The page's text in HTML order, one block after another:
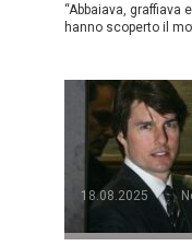
“Abbaiava, graffiava
hanno scoperto il
18.08.2025